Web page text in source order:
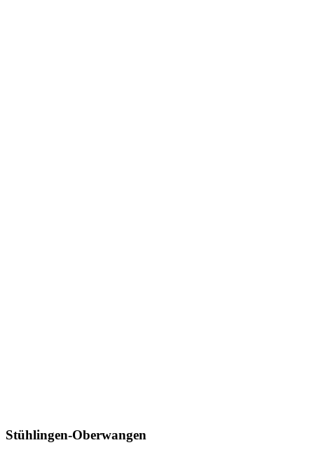
Stühlingen-Oberwangen